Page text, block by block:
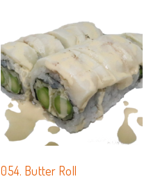
054. Butter Roll